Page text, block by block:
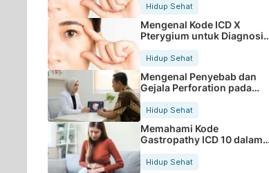
Hidup Sehat
Mengenal Kode ICD X
Pterygium untuk Diagnosis
Hidup Sehat
Mengenal Penyebab dan
Gejala Perforation pada
Tubuh
Hidup Sehat
Memahami Kode
Gastropathy ICD 10 dalam
Rekam Medis Pasien
Hidup Sehat